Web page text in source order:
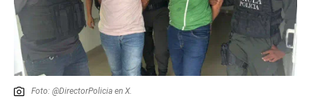
Foto: @DirectorPolicia en X.